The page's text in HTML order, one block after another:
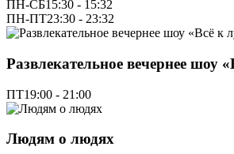
ПН-СБ15:30 - 15:32
ПН-ПТ23:30 - 23:32
Развлекательное вечернее шоу
ПТ19:00 - 21:00
Людям о людях